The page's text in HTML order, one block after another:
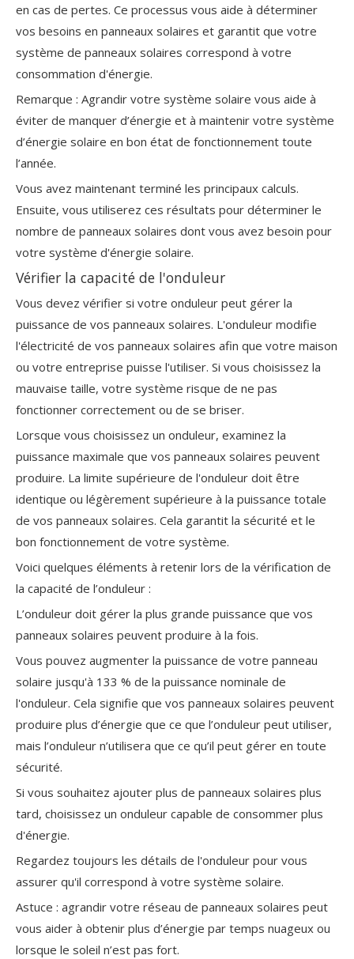
en cas de pertes. Ce processus vous aide à déterminer
vos besoins en panneaux solaires et garantit que votre
système de panneaux solaires correspond à votre
consommation d'énergie.
Remarque : Agrandir votre système solaire vous aide à
éviter de manquer d’énergie et à maintenir votre système
d’énergie solaire en bon état de fonctionnement toute
l’année.
Vous avez maintenant terminé les principaux calculs.
Ensuite, vous utiliserez ces résultats pour déterminer le
nombre de panneaux solaires dont vous avez besoin pour
votre système d'énergie solaire.
Vérifier la capacité de l'onduleur
Vous devez vérifier si votre onduleur peut gérer la
puissance de vos panneaux solaires. L'onduleur modifie
l'électricité de vos panneaux solaires afin que votre maison
ou votre entreprise puisse l'utiliser. Si vous choisissez la
mauvaise taille, votre système risque de ne pas
fonctionner correctement ou de se briser.
Lorsque vous choisissez un onduleur, examinez la
puissance maximale que vos panneaux solaires peuvent
produire. La limite supérieure de l'onduleur doit être
identique ou légèrement supérieure à la puissance totale
de vos panneaux solaires. Cela garantit la sécurité et le
bon fonctionnement de votre système.
Voici quelques éléments à retenir lors de la vérification de
la capacité de l’onduleur :
L’onduleur doit gérer la plus grande puissance que vos
panneaux solaires peuvent produire à la fois.
Vous pouvez augmenter la puissance de votre panneau
solaire jusqu'à 133 % de la puissance nominale de
l'onduleur. Cela signifie que vos panneaux solaires peuvent
produire plus d’énergie que ce que l’onduleur peut utiliser,
mais l’onduleur n’utilisera que ce qu’il peut gérer en toute
sécurité.
Si vous souhaitez ajouter plus de panneaux solaires plus
tard, choisissez un onduleur capable de consommer plus
d'énergie.
Regardez toujours les détails de l'onduleur pour vous
assurer qu'il correspond à votre système solaire.
Astuce : agrandir votre réseau de panneaux solaires peut
vous aider à obtenir plus d’énergie par temps nuageux ou
lorsque le soleil n’est pas fort.